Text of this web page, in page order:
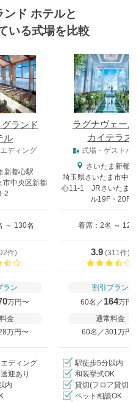
ド ホテルと
いる式場を比較
ランド
ル
ラグナヴェール
カイテラス
ディング 式場・ゲストハ
新都心駅
市中央区新都
2
さいたま新都心
埼玉県さいたま市中央
心11-1 JRさいたま新
ル19F・20F
～ 130名 着席：2名 ～ 120
件)
3.9 (311件)
ラン
万円〜
金
万円〜
割引プラン
60名／ 164万円
通常料金
60名／301万円〜
ディング
迎あり
内
駅徒歩5分以内
和装挙式OK
貸切(フロア貸切含
ペット相談OK